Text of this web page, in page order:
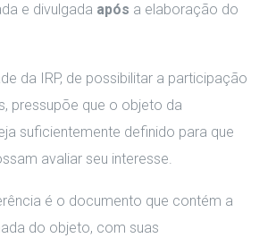
e divulgada após a elaboração do
da IRP, de possibilitar a participação
pressupõe que o objeto da
suficientemente definido para que
avaliar seu interesse.
é o documento que contém a
do objeto, com suas